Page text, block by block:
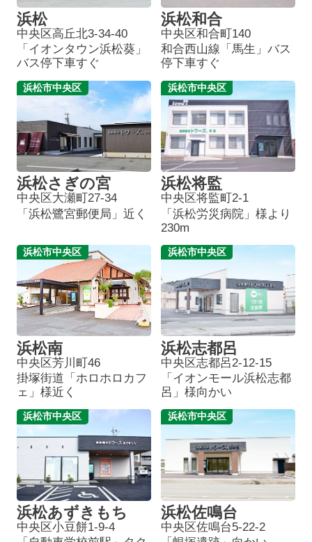
浜松
中央区高丘北3-34-40
「イオンタウン浜松葵」
バス停下車すぐ
浜松和合
中央区和合町140
和合西山線「馬生」バス
停下車すぐ
浜松市中央区
浜松さぎの宮
中央区大瀬町27-34
「浜松鷺宮郵便局」近く
浜松市中央区
浜松将監
中央区将監町2-1
「浜松労災病院」様より
230m
浜松市中央区
浜松南
中央区芳川町46
掛塚街道「ホロホロカフ
ェ」様近く
浜松市中央区
浜松志都呂
中央区志都呂2-12-15
「イオンモール浜松志都
呂」様向かい
浜松市中央区
浜松あずきもち
中央区小豆餅1-9-4
浜松市中央区
浜松佐鳴台
中央区佐鳴台5-22-2